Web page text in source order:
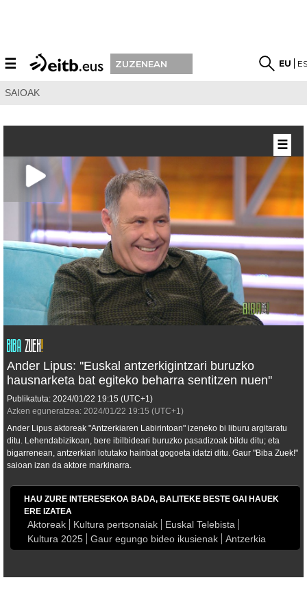
☰ ZUZENEAN EU
SAIOAK
Ander Lipus: ''Euskal antzerkigintzari buruzko
hausnarketa bat egiteko beharra sentitzen nuen''
Publikatuta: 2024/01/22 19:15 (UTC+1)
Azken eguneratzea: 2024/01/22 19:15 (UTC+1)
Ander Lipus aktoreak "Antzerkiaren Labirintoan" izeneko bi liburu argitaratu
ditu. Lehendabizikoan, bere ibilbideari buruzko pasadizoak bildu ditu; eta
bigarrenean, antzerkiari lotutako hainbat gogoeta idatzi ditu. Gaur "Biba Zuek!"
saioan izan da aktore markinarra.
HAU ZURE INTERESEKOA BADA, BALITEKE BESTE GAI HAUEK
ERE IZATEA
Aktoreak Kultura pertsonaiak
Euskal Telebista
Kultura 2025
Gaur egungo bideo ikusienak Antzerkia
☰